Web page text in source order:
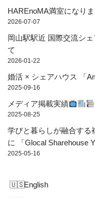
HAREnoMA満室になり
2026-07-07
岡山駅駅近 国際交流シ
て
2026-01-22
婚活 × シェアハウス 「
2025-09-16
メディア掲載実績
2025-08-25
学びと暮らしが融合する
に 「Glocal Sharehouse
2025-05-16
English